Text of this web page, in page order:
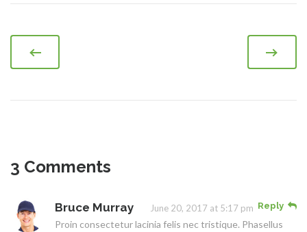
Post navigation
3 Comments
Reply
Bruce Murray June 20, 2017 at 5:17 pm
Proin consectetur lacinia felis nec tristique. Phasellus